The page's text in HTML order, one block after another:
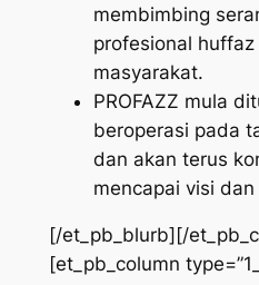
membimbing
profesional
masyarakat.
PROFAZZ mula
beroperasi pada
dan akan terus
mencapai visi
[/et_pb_blurb][/
[et_pb_column